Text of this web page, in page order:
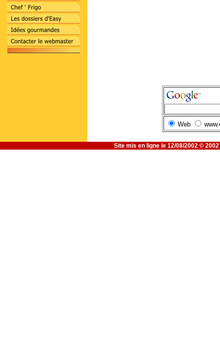
Web
Site mis en ligne le 12/08/2002 ©